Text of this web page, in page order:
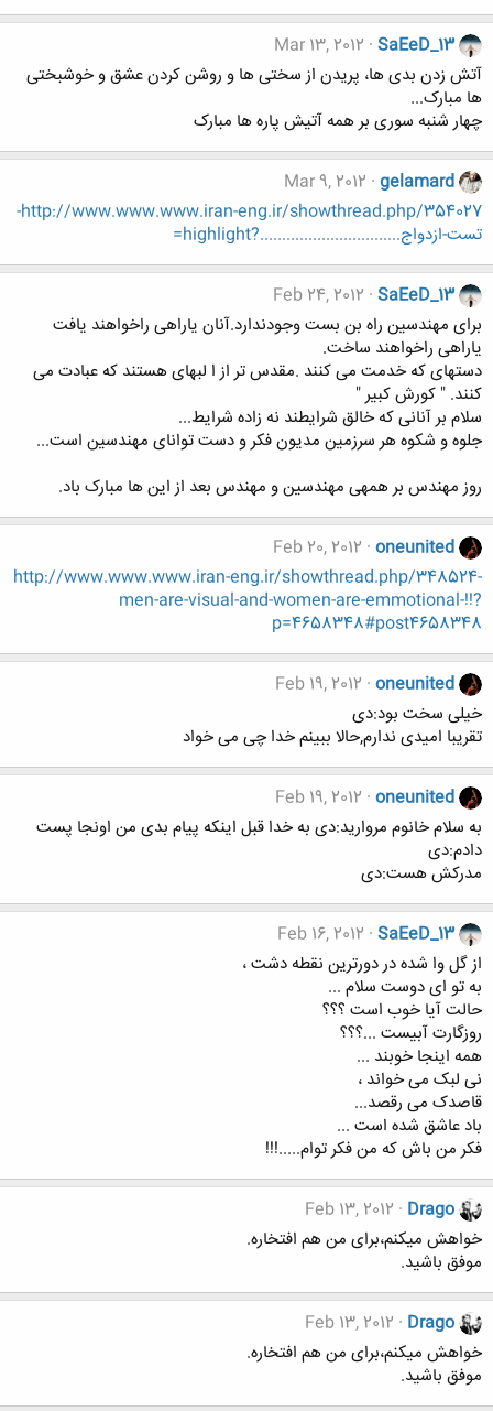
SaEeD_13
Mar 13, 2012
آتش زدن بدی ها، پریدن از سختی ها و روشن کردن عشق و خوشبختی
ها مبارک...
چهار شنبه سوری بر همه آتیش پاره ها مبارک
gelamard
Mar 9, 2012
http://www.www.www.iran-eng.ir/showthread.php/354027-
تست-ازدواج................................?highlight=
SaEeD_13
Feb 24, 2012
برای مهندسین راه بن بست وجودندارد.آنان یاراهی راخواهند یافت
یاراهی راخواهند ساخت.
دستهای که خدمت می کنند .مقدس تر از ا لبهای هستند که عبادت می
کنند. " کورش کبیر "
سلام بر آنانی که خالق شرایطند نه زاده شرایط...
جلوه و شکوه هر سرزمین مدیون فکر و دست توانای مهندسین است...
روز مهندس بر همهی مهندسین و مهندس بعد از این ها مبارک باد.
oneunited
Feb 20, 2012
http://www.www.www.iran-eng.ir/showthread.php/348524-
men-are-visual-and-women-are-emmotional-!!?
p=4658348#post4658348
oneunited
Feb 19, 2012
خیلی سخت بود:دی
تقریبا امیدی ندارم,حالا ببینم خدا چی می خواد
oneunited
Feb 19, 2012
به سلام خانوم مروارید:دی به خدا قبل اینکه پیام بدی من اونجا پست
دادم:دی
مدرکش هست:دی
SaEeD_13
Feb 16, 2012
از گل وا شده در دورترین نقطه دشت ،
به تو ای دوست سلام ...
حالت آیا خوب است ؟؟؟
روزگارت آبیست ...؟؟؟
همه اینجا خوبند ...
نی لبک می خواند ،
قاصدک می رقصد...
باد عاشق شده است ...
فکر من باش که من فکر توام.....!!!
Drago
Feb 13, 2012
خواهش میکنم،برای من هم افتخاره.
موفق باشید.
Drago
Feb 13, 2012
خواهش میکنم،برای من هم افتخاره.
موفق باشید.